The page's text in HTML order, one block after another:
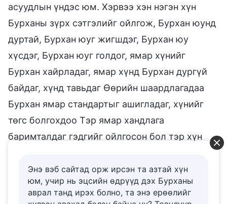
асуудлын үндэс юм. Хэрвээ хэн нэгэн хүн
Бурханы зүрх сэтгэлийг ойлгож, Бурхан юунд
дуртай, Бурхан юуг жигшдэг, Бурхан юу
хүсдэг, Бурхан юуг голдог, ямар хүнийг
Бурхан хайрладаг, ямар хүнд Бурхан дургүй
байдаг, хүнд тавьдаг Өөрийн шаардлагадаа
Бурхан ямар стандартыг ашигладаг, хүнийг
төгс болгохдоо Тэр ямар хандлага
баримталдаг гэдгийг ойлгосон бол тэр хүн
чадах уу? Тэд зүгээр л явж, өөр хүнийг шүтэж
чадах уу? Энгийн хүн тэдний шүтээн нь болж
чадах уу? Хэрвээ хүн Бурханы цаад санааг
Энэ вэб сайтад орж ирсэн та азтай хүн
юм, учир нь эцсийн өдрүүд дэх Бурханы
аврал танд ирэх болно, та энэ ерѳѳлийг